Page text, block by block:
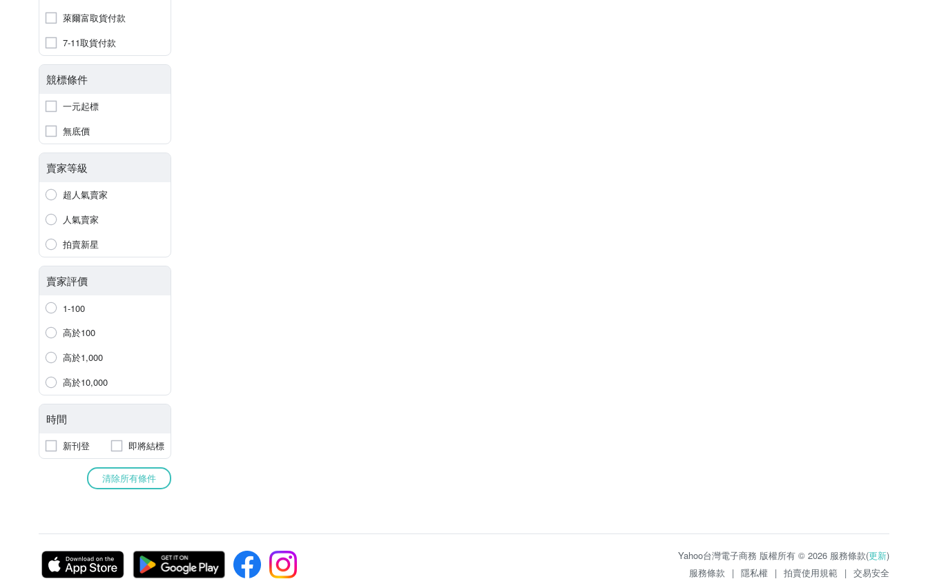
萊爾富取貨付款
7-11取貨付款
競標條件
一元起標
無底價
賣家等級
超人氣賣家
人氣賣家
拍賣新星
賣家評價
1-100
高於100
高於1,000
高於10,000
時間
新刊登 即將結標
清除所有條件
Yahoo台灣電子商務 版權所有 © 2026 服務條款(更新)
服務條款
| 隱私權 | 拍賣使用規範 | 交易安全